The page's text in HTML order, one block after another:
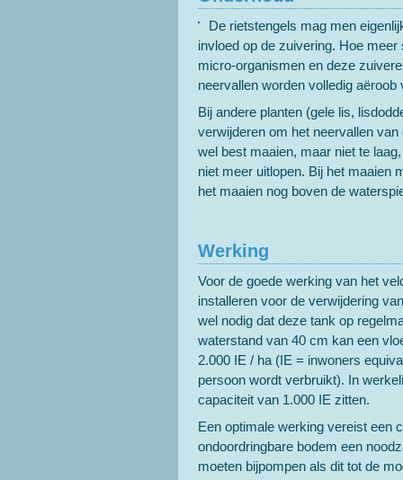
De rietstengels mag men
invloed op de zuivering. Hoe
micro-organismen en deze
neervallen worden volledig aëroob
Bij andere planten (gele lis,
verwijderen om het neervallen
wel best maaien, maar niet te
niet meer uitlopen. Bij het maaien
het maaien nog boven de
Werking
Voor de goede werking van het
installeren voor de verwijdering
wel nodig dat deze tank op
waterstand van 40 cm kan een
2.000 IE / ha (IE = inwoners
persoon wordt verbruikt). In
capaciteit van 1.000 IE zitten.
Een optimale werking vereist een
ondoordringbare bodem een
moeten bijpompen als dit tot de